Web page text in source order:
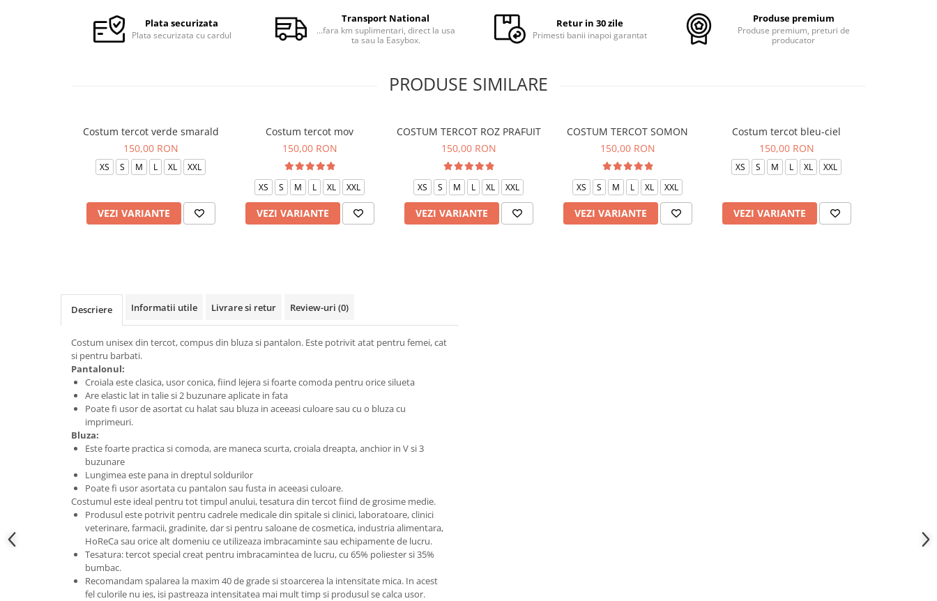
Tricouri de lucru
Facebook
Plata securizata
Plata securizata cu cardul
Transport National
...fara km suplimentari, direct la usa
ta sau la Easybox.
Retur in 30 zile
Primesti banii inapoi garantat
Produse premium
Produse premium, preturi de
producator
PRODUSE SIMILARE
Costum tercot verde smarald
150,00 RON
XS S M L XL XXL
VEZI VARIANTE
Costum tercot mov
150,00 RON
XS S M L XL XXL
VEZI VARIANTE
COSTUM TERCOT ROZ PRAFUIT
150,00 RON
XS S M L XL XXL
VEZI VARIANTE
COSTUM TERCOT SOMON
150,00 RON
XS S M L XL XXL
VEZI VARIANTE
Costum tercot bleu-ciel
150,00 RON
XS S M L XL XXL
VEZI VARIANTE
Descriere Informatii utile Livrare si retur Review-uri (0)
Costum unisex din tercot, compus din bluza si pantalon. Este potrivit atat pentru femei, cat
si pentru barbati.
Pantalonul:
Croiala este clasica, usor conica, fiind lejera si foarte comoda pentru orice silueta
Are elastic lat in talie si 2 buzunare aplicate in fata
Poate fi usor de asortat cu halat sau bluza in aceeasi culoare sau cu o bluza cu
imprimeuri.
Bluza:
Este foarte practica si comoda, are maneca scurta, croiala dreapta, anchior in V si 3
buzunare
Lungimea este pana in dreptul soldurilor
Poate fi usor asortata cu pantalon sau fusta in aceeasi culoare.
Costumul este ideal pentru tot timpul anului, tesatura din tercot fiind de grosime medie.
Produsul este potrivit pentru cadrele medicale din spitale si clinici, laboratoare, clinici
veterinare, farmacii, gradinite, dar si pentru saloane de cosmetica, industria alimentara,
HoReCa sau orice alt domeniu ce utilizeaza imbracaminte sau echipamente de lucru.
Tesatura: tercot special creat pentru imbracamintea de lucru, cu 65% poliester si 35%
bumbac.
Recomandam spalarea la maxim 40 de grade si stoarcerea la intensitate mica. In acest
fel culorile nu ies, isi pastreaza intensitatea mai mult timp si produsul se calca usor.